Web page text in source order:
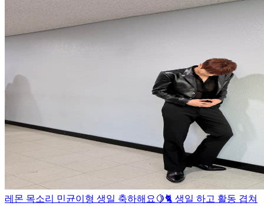
레몬 목소리 민균이형 생일 축하해요🍋🐈 생일 하고 활동 겹쳐